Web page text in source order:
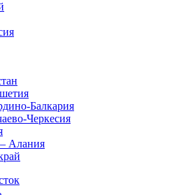
Балкария
Черкесия
Алания